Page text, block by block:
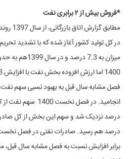
*فروش بیش از ۲ برابری نفت
مطابق
فصل مشابه سال قبل به بهبود نسبی سهم نفت